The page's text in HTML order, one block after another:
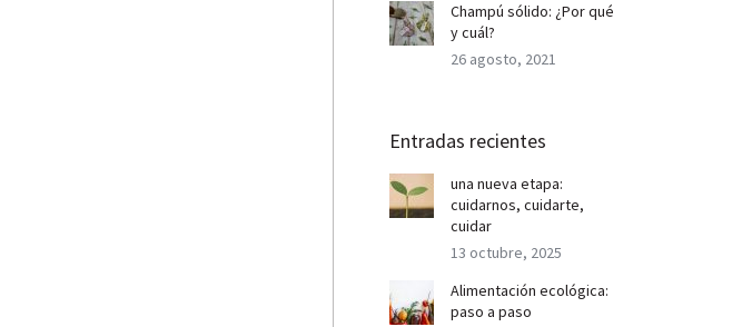
Champú sólido: ¿Por qué
y cuál?
26 agosto, 2021
Entradas recientes
una nueva etapa:
cuidarnos, cuidarte,
cuidar
13 octubre, 2025
Alimentación ecológica:
paso a paso